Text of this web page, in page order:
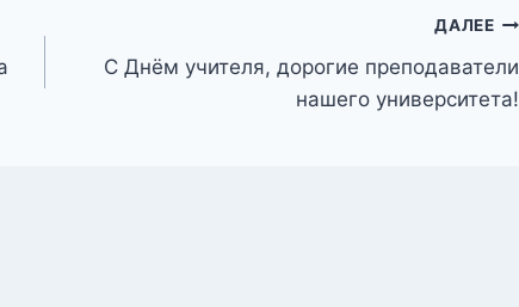
ДАЛЕЕ
С Днём учителя, дорогие преподаватели
нашего университета!